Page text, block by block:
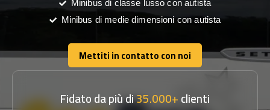
Minibus di classe lusso con autista
Minibus di medie dimensioni con autista
Mettiti in contatto con noi
Mettiti in contatto con noi
Fidato da più di35.000+clienti